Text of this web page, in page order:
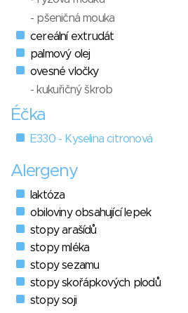
- pšeničná mouka
cereální extrudát
palmový olej
ovesné vločky
- kukuřičný škrob
Éčka
E330 - Kyselina citronová
Alergeny
laktóza
obiloviny obsahující lepek
stopy arašídů
stopy mléka
stopy sezamu
stopy skořápkových plodů
stopy soji